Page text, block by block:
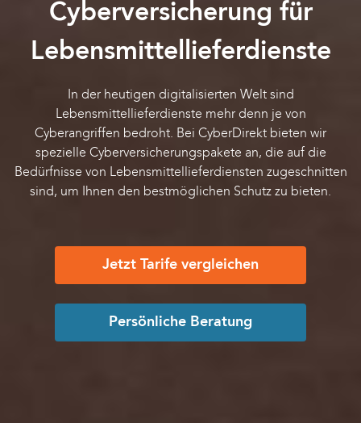
Cyberversicherung für
Lebensmittellieferdienste
In der heutigen digitalisierten Welt sind
Lebensmittellieferdienste mehr denn je von
Cyberangriffen bedroht. Bei CyberDirekt bieten wir
spezielle Cyberversicherungspakete an, die auf die
Bedürfnisse von Lebensmittellieferdiensten zugeschnitten
sind, um Ihnen den bestmöglichen Schutz zu bieten.
Jetzt Tarife vergleichen
Persönliche Beratung